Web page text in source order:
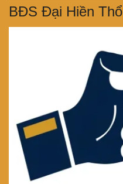
BĐS Đại Hiền Thổ